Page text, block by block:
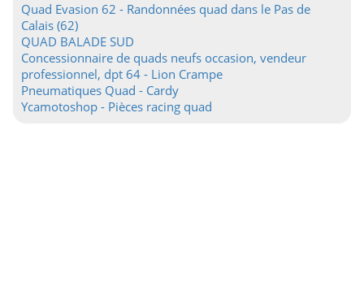
Quad Evasion 62 - Randonnées quad dans le Pas de
Calais (62)
QUAD BALADE SUD
Concessionnaire de quads neufs occasion, vendeur
professionnel, dpt 64 - Lion Crampe
Pneumatiques Quad - Cardy
Ycamotoshop - Pièces racing quad